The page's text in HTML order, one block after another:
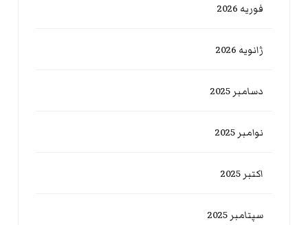
فوریه 2026
ژانویه 2026
دسامبر 2025
نوامبر 2025
اکتبر 2025
سپتامبر 2025